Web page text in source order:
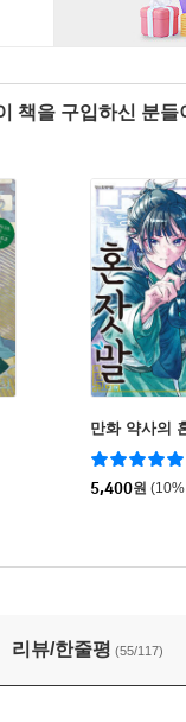
책을 구입하신 분
만화 약사의
5,400원
리뷰/한줄평 (55/117)